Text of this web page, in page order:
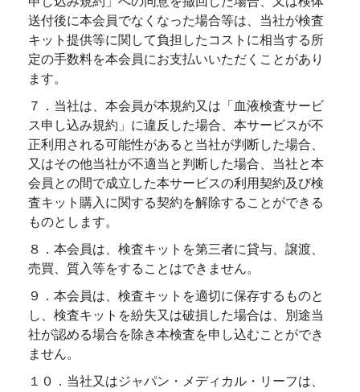
送付後に本会員でなくなった場合等は、当社が検査
キット提供等に関して負担したコストに相当する所
定の手数料を本会員にお支払いいただくことがあり
ます。
７．当社は、本会員が本規約又は「血液検査サービ
ス申し込み規約」に違反した場合、本サービスが不
正利用される可能性があると当社が判断した場合、
又はその他当社が不適当と判断した場合、当社と本
会員との間で成立した本サービスの利用契約及び検
査キット購入に関する契約を解除することができる
ものとします。
８．本会員は、検査キットを第三者に貸与、譲渡、
売買、質入等をすることはできません。
９．本会員は、検査キットを適切に保存するものと
し、検査キットを紛失又は破損した場合は、別途当
社が認める場合を除き本検査を申し込むことができ
ません。
１０．当社又はジャパン・メディカル・リーフは、